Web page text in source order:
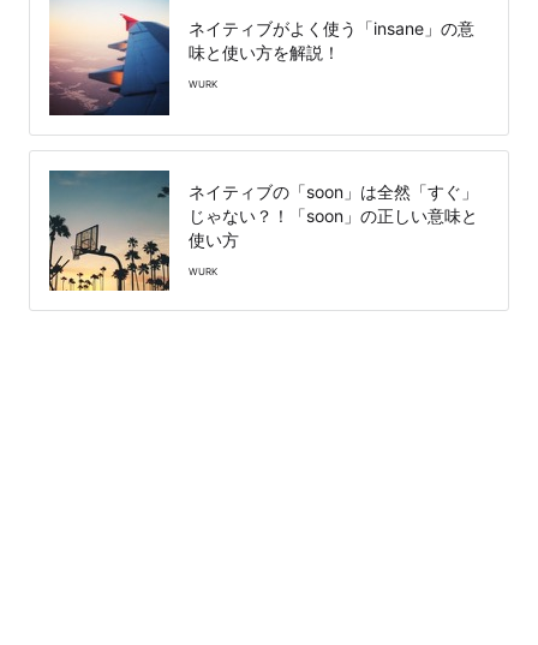
ネイティブがよく使う「insane」の意
味と使い方を解説！
WURK
ネイティブの「soon」は全然「すぐ」
じゃない？！「soon」の正しい意味と
使い方
WURK